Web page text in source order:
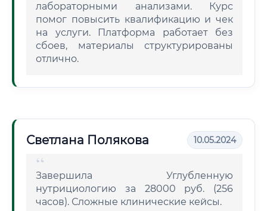
лабораторными анализами. Курс
помог повысить квалификацию и чек
на услуги. Платформа работает без
сбоев, материалы структурированы
отлично.
Светлана Полякова 10.05.2024
Завершила Углубленную
нутрициологию за 28000 руб. (256
часов). Сложные клинические кейсы.